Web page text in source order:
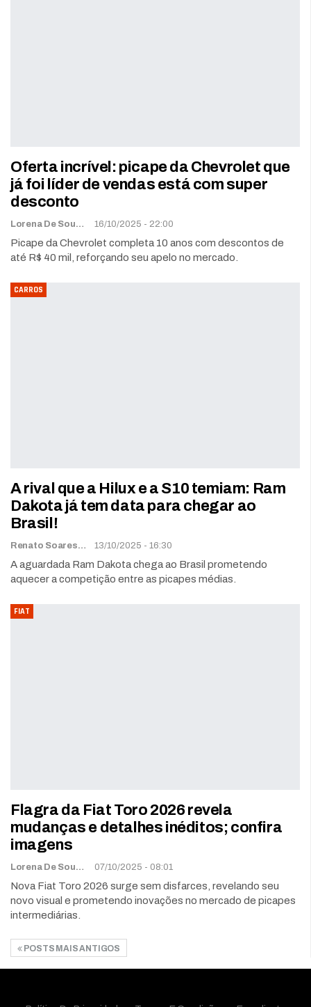
Oferta incrível: picape da Chevrolet que
já foi líder de vendas está com super
desconto
Lorena De Sousa 16/10/2025 - 22:00
Picape da Chevrolet completa 10 anos com descontos de
até R$ 40 mil, reforçando seu apelo no mercado.
CARROS
A rival que a Hilux e a S10 temiam: Ram
Dakota já tem data para chegar ao
Brasil!
Renato Soares 13/10/2025 - 16:30
A aguardada Ram Dakota chega ao Brasil prometendo
aquecer a competição entre as picapes médias.
FIAT
Flagra da Fiat Toro 2026 revela
mudanças e detalhes inéditos; confira
imagens
Lorena De Sousa 07/10/2025 - 08:01
Nova Fiat Toro 2026 surge sem disfarces, revelando seu
novo visual e prometendo inovações no mercado de picapes
intermediárias.
POSTS MAIS ANTIGOS